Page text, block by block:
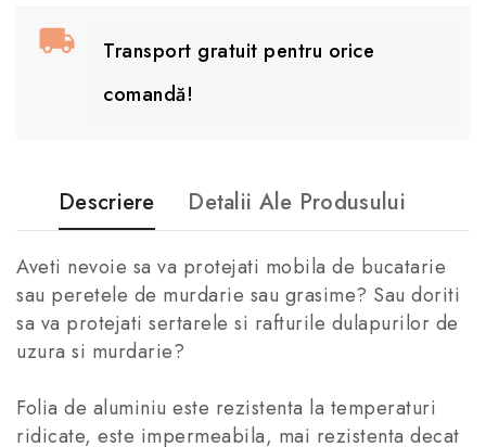
Transport gratuit pentru orice
comandă!
Descriere Detalii Ale Produsului
Aveti nevoie sa va protejati mobila de bucatarie
sau peretele de murdarie sau grasime? Sau doriti
sa va protejati sertarele si rafturile dulapurilor de
uzura si murdarie?
Folia de aluminiu este rezistenta la temperaturi
ridicate, este impermeabila, mai rezistenta decat